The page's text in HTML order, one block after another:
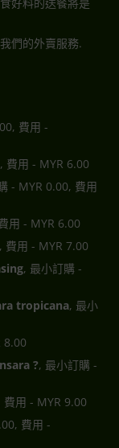
們的外賣服務.
費用 -
費用 - MYR 6.00
- MYR 0.00, 費用
用 - MYR 6.00
費用 - MYR 7.00
, 最小訂購 -
tropicana, 最小
8.00
?, 最小訂購 -
用 - MYR 9.00
費用 -